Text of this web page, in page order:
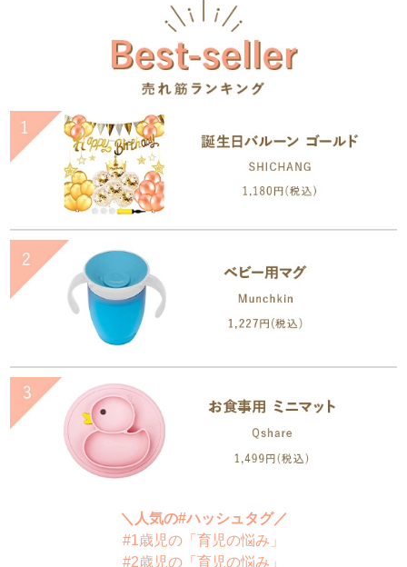
＼人気の#ハッシュタグ／
#1歳児の「育児の悩み」
#2歳児の「育児の悩み」